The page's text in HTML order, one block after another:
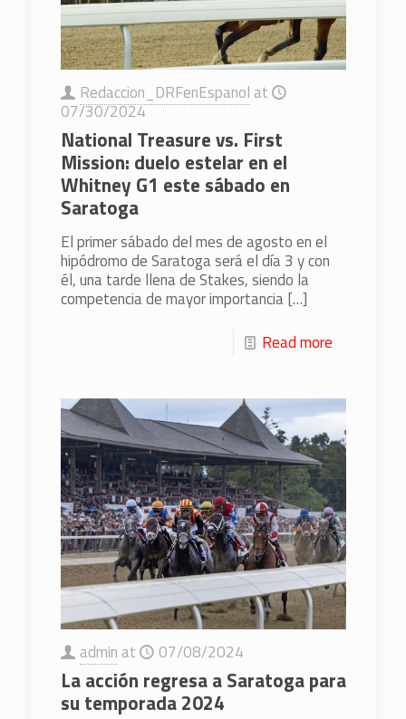
Redaccion_DRFenEspanol at
07/30/2024
National Treasure vs. First
Mission: duelo estelar en el
Whitney G1 este sábado en
Saratoga
El primer sábado del mes de agosto en el
hipódromo de Saratoga será el día 3 y con
él, una tarde llena de Stakes, siendo la
competencia de mayor importancia[…]
Read more
admin at 07/08/2024
La acción regresa a Saratoga para
su temporada 2024